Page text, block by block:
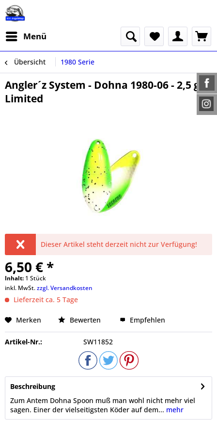
Menü
Übersicht 1980 Serie
Angler´z System - Dohna 1980-06 - 2,5 g
Limited
Dieser Artikel steht derzeit nicht zur Verfügung!
6,50 € *
Inhalt: 1 Stück
inkl. MwSt.zzgl. Versandkosten
Lieferzeit ca. 5 Tage
Merken Bewerten Empfehlen
Artikel-Nr.: SW11852
Beschreibung
Zum Antem Dohna Spoon muß man wohl nicht mehr viel
sagen. Einer der vielseitigsten Köder auf dem... mehr